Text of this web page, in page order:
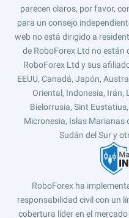
parecen claros, por favor,
para un consejo
web no está dirigido a
de RoboForex Ltd no están
RoboForex Ltd y sus
EEUU, Canadá, Japón,
Oriental, Indonesia, Irán,
Bielorrusia, Sint
Micronesia, Islas Marianas
Sudán del Sur y
RoboForex ha
responsabilidad civil con un
cobertura líder en el